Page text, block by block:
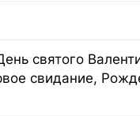
святого
свидание,